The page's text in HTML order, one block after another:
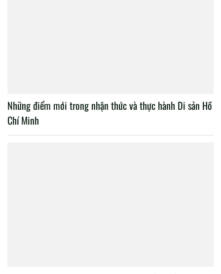
Những điểm mới trong nhận thức và thực hành Di sản Hồ
Chí Minh